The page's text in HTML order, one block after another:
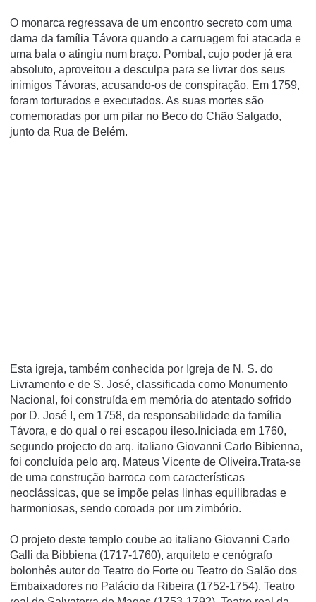
O monarca regressava de um encontro secreto com uma
dama da famí­lia Távora quando a carruagem foi atacada e
uma bala o atingiu num braço. Pombal, cujo poder já era
absoluto, aproveitou a desculpa para se livrar dos seus
inimigos Távoras, acusando-os de conspiração. Em 1759,
foram torturados e executados. As suas mortes são
comemoradas por um pilar no Beco do Chão Salgado,
junto da Rua de Belém.
Esta igreja, também conhecida por Igreja de N. S. do
Livramento e de S. José, classificada como Monumento
Nacional, foi construída em memória do atentado sofrido
por D. José I, em 1758, da responsabilidade da família
Távora, e do qual o rei escapou ileso.Iniciada em 1760,
segundo projecto do arq. italiano Giovanni Carlo Bibienna,
foi concluída pelo arq. Mateus Vicente de Oliveira.Trata-se
de uma construção barroca com características
neoclássicas, que se impõe pelas linhas equilibradas e
harmoniosas, sendo coroada por um zimbório.
O projeto deste templo coube ao italiano Giovanni Carlo
Galli da Bibbiena (1717-1760), arquiteto e cenógrafo
bolonhês autor do Teatro do Forte ou Teatro do Salão dos
Embaixadores no Palácio da Ribeira (1752-1754), Teatro